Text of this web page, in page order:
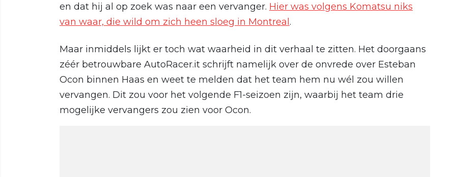
en dat hij al op zoek was naar een vervanger. Hier was volgens Komatsu niks
van waar, die wild om zich heen sloeg in Montreal .
Maar inmiddels lijkt er toch wat waarheid in dit verhaal te zitten. Het doorgaans
zéér betrouwbare AutoRacer.it schrijft namelijk over de onvrede over Esteban
Ocon binnen Haas en weet te melden dat het team hem nu wél zou willen
vervangen. Dit zou voor het volgende F1-seizoen zijn, waarbij het team drie
mogelijke vervangers zou zien voor Ocon.